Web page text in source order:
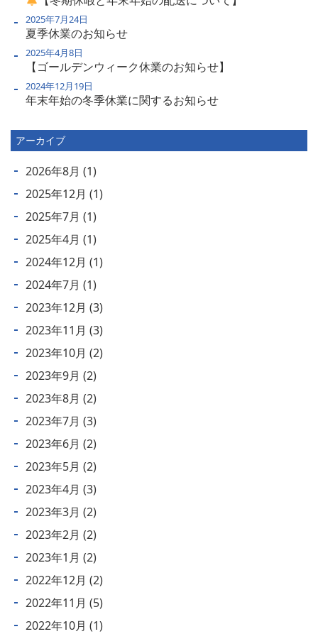
夏季休業のお知らせ
2025年7月24日
【ゴールデンウィーク休業のお知らせ】
2025年4月8日
年末年始の冬季休業に関するお知らせ
2024年12月19日
アーカイブ
2026年8月 (1)
2025年12月 (1)
2025年7月 (1)
2025年4月 (1)
2024年12月 (1)
2024年7月 (1)
2023年12月 (3)
2023年11月 (3)
2023年10月 (2)
2023年9月 (2)
2023年8月 (2)
2023年7月 (3)
2023年6月 (2)
2023年5月 (2)
2023年4月 (3)
2023年3月 (2)
2023年2月 (2)
2023年1月 (2)
2022年12月 (2)
2022年11月 (5)
2022年10月 (1)